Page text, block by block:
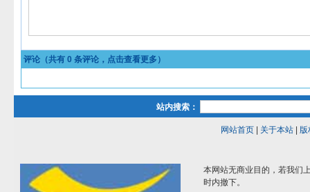
评论（共有 0 条评论，点击查看更多）
站内搜索：
网站首页| 关于本站| 版
本网站无商业目的，若我们
时内撤下。